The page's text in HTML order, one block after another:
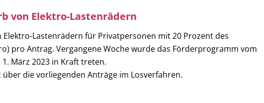
von Elektro-Lastenrädern
Lastenrädern für Privatpersonen mit 20 Prozent des
pro Antrag. Vergangene Woche wurde das Förderprogramm vom
März 2023 in Kraft treten.
die vorliegenden Anträge im Losverfahren.